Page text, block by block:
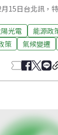
15日台北訊，
光電 能源政
策
氣候變遷